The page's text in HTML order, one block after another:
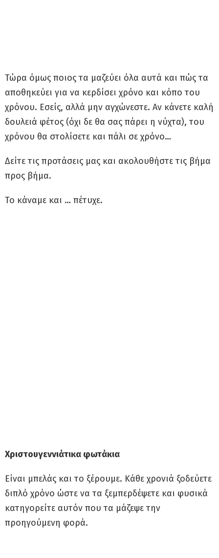
Τώρα όμως ποιος τα μαζεύει όλα αυτά και πώς τα
αποθηκεύει για να κερδίσει χρόνο και κόπο του
χρόνου. Εσείς, αλλά μην αγχώνεστε. Αν κάνετε καλή
δουλειά φέτος (όχι δε θα σας πάρει η νύχτα), του
χρόνου θα στολίσετε και πάλι σε χρόνο…
Δείτε τις προτάσεις μας και ακολουθήστε τις βήμα
προς βήμα.
Το κάναμε και … πέτυχε.
Χριστουγεννιάτικα φωτάκια
Είναι μπελάς και το ξέρουμε. Κάθε χρονιά ξοδεύετε
διπλό χρόνο ώστε να τα ξεμπερδέψετε και φυσικά
κατηγορείτε αυτόν που τα μάζεψε την
προηγούμενη φορά.